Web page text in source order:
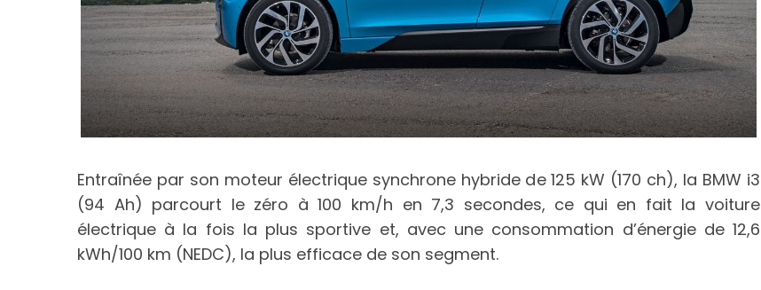
Entraînée par son moteur électrique synchrone hybride de 125 kW (170 ch), la BMW i3
(94 Ah) parcourt le zéro à 100 km/h en 7,3 secondes, ce qui en fait la voiture
électrique à la fois la plus sportive et, avec une consommation d’énergie de 12,6
kWh/100 km (NEDC), la plus efficace de son segment.